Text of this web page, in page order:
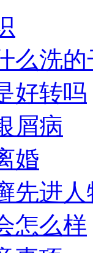
么洗的
好转吗
屑病
婚
先进人
怎么样